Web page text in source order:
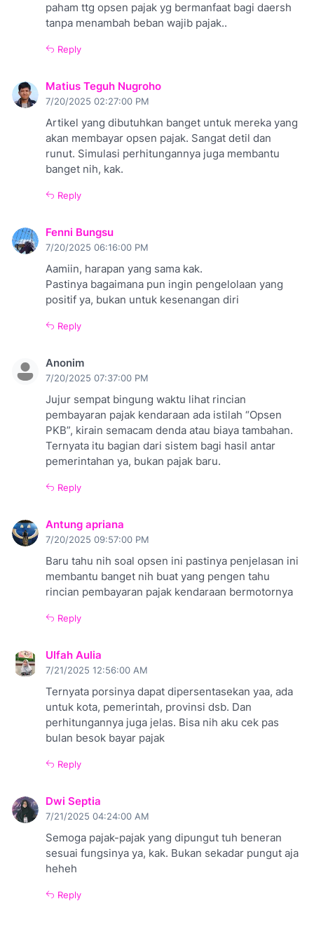
paham ttg opsen pajak yg bermanfaat bagi daersh
tanpa menambah beban wajib pajak..
Reply
Matius Teguh Nugroho
7/20/2025 02:27:00 PM
Artikel yang dibutuhkan banget untuk mereka yang
akan membayar opsen pajak. Sangat detil dan
runut. Simulasi perhitungannya juga membantu
banget nih, kak.
Reply
Fenni Bungsu
7/20/2025 06:16:00 PM
Aamiin, harapan yang sama kak.
Pastinya bagaimana pun ingin pengelolaan yang
positif ya, bukan untuk kesenangan diri
Reply
Anonim
7/20/2025 07:37:00 PM
Jujur sempat bingung waktu lihat rincian
pembayaran pajak kendaraan ada istilah “Opsen
PKB”, kirain semacam denda atau biaya tambahan.
Ternyata itu bagian dari sistem bagi hasil antar
pemerintahan ya, bukan pajak baru.
Reply
Antung apriana
7/20/2025 09:57:00 PM
Baru tahu nih soal opsen ini pastinya penjelasan ini
membantu banget nih buat yang pengen tahu
rincian pembayaran pajak kendaraan bermotornya
Reply
Ulfah Aulia
7/21/2025 12:56:00 AM
Ternyata porsinya dapat dipersentasekan yaa, ada
untuk kota, pemerintah, provinsi dsb. Dan
perhitungannya juga jelas. Bisa nih aku cek pas
bulan besok bayar pajak
Reply
Dwi Septia
7/21/2025 04:24:00 AM
Semoga pajak-pajak yang dipungut tuh beneran
sesuai fungsinya ya, kak. Bukan sekadar pungut aja
heheh
Reply